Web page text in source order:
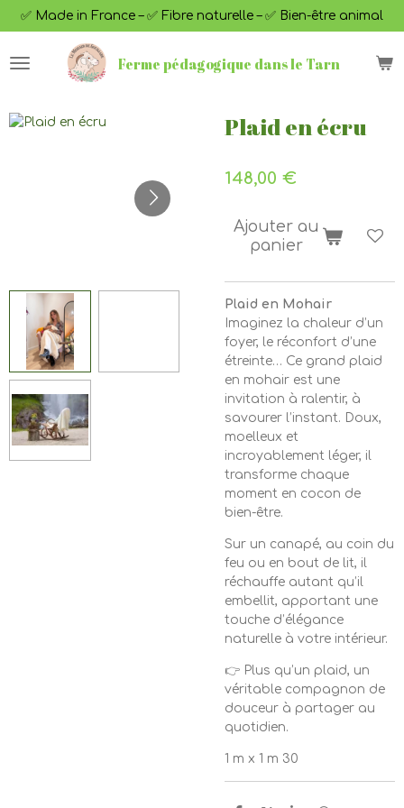
Passer
au
contenu
principal
Ferme pédagogique dans le Tarn
✅ Made in France – ✅ Fibre naturelle – ✅ Bien-être animal
Plaid en écru
148,00 €
Ajouter au
panier
Plaid en Mohair
Imaginez la chaleur d’un
foyer, le réconfort d’une
étreinte… Ce grand plaid
en mohair est une
invitation à ralentir, à
savourer l’instant. Doux,
moelleux et
incroyablement léger, il
transforme chaque
moment en cocon de
bien-être.
Sur un canapé, au coin du
feu ou en bout de lit, il
réchauffe autant qu’il
embellit, apportant une
touche d’élégance
naturelle à votre intérieur.
👉 Plus qu’un plaid, un
véritable compagnon de
douceur à partager au
quotidien.
1 m x 1 m 30